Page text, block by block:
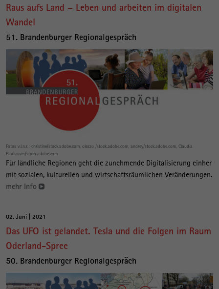
Raus aufs Land – Leben und arbeiten im digitalen
Wandel
51. Brandenburger Regionalgespräch
Fotos v.l.n.r.: christine/stock.adobe.com, olezzo /stock.adobe.com, andrey/stock.adobe.com, Claudia
Paulussen/stock.adobe.com
Für ländliche Regionen geht die zunehmende Digitalisierung einher
mit sozialen, kulturellen und wirtschaftsräumlichen Veränderungen.
mehr Info
02. Juni | 2021
Das UFO ist gelandet. Tesla und die Folgen im Raum
Oderland-Spree
50. Brandenburger Regionalgespräch